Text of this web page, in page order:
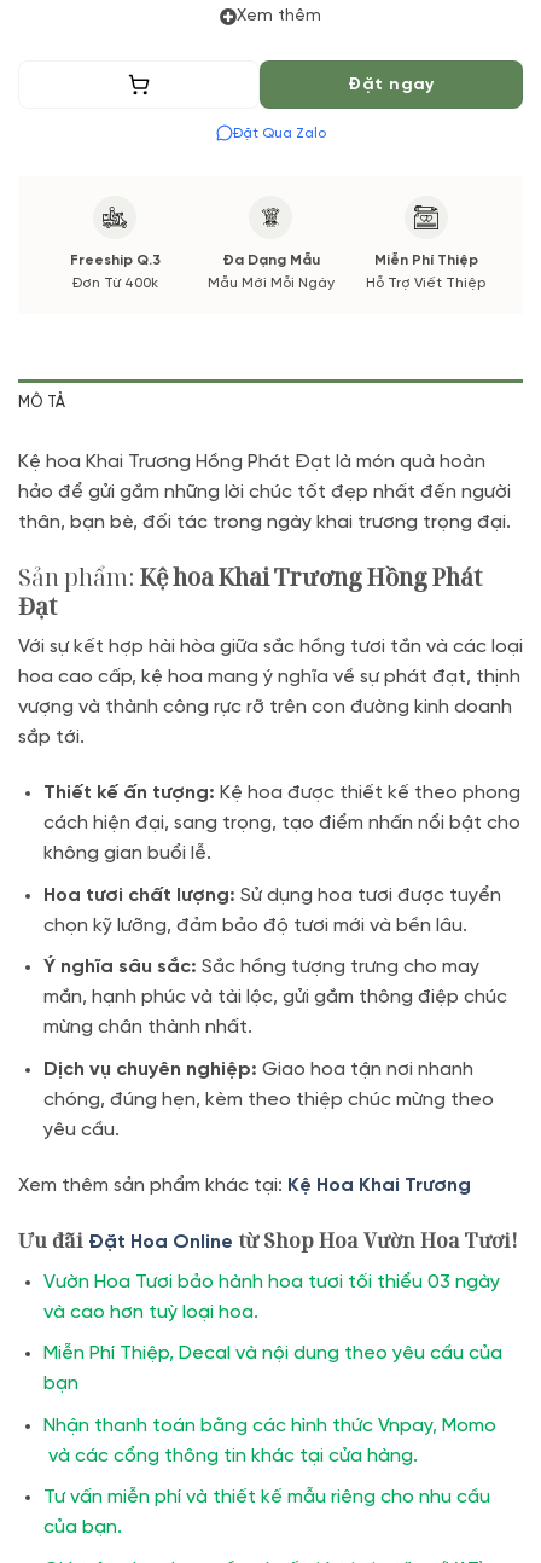
(*) Đơn hàng cần đặt trước tối thiểu 04 tiếng để được phục vụ
Các thông tin thay đổi sẽ được cập nhật trước và xác nhận từ
Quý khách hàng.
Xem thêm
Thêm vào giỏ Đặt ngay
Đặt Qua Zalo
Freeship Q.3
Đơn Từ 400k
Đa Dạng Mẫu
Mẫu Mới Mỗi Ngày
Miễn Phí Thiệp
Hỗ Trợ Viết Thiệp
MÔ TẢ
Kệ hoa Khai Trương Hồng Phát Đạt là món quà hoàn
hảo để gửi gắm những lời chúc tốt đẹp nhất đến người
thân, bạn bè, đối tác trong ngày khai trương trọng đại.
Sản phẩm: Kệ hoa Khai Trương Hồng Phát
Đạt
Với sự kết hợp hài hòa giữa sắc hồng tươi tắn và các loại
hoa cao cấp, kệ hoa mang ý nghĩa về sự phát đạt, thịnh
vượng và thành công rực rỡ trên con đường kinh doanh
sắp tới.
Thiết kế ấn tượng: Kệ hoa được thiết kế theo phong
cách hiện đại, sang trọng, tạo điểm nhấn nổi bật cho
không gian buổi lễ.
Hoa tươi chất lượng: Sử dụng hoa tươi được tuyển
chọn kỹ lưỡng, đảm bảo độ tươi mới và bền lâu.
Ý nghĩa sâu sắc: Sắc hồng tượng trưng cho may
mắn, hạnh phúc và tài lộc, gửi gắm thông điệp chúc
mừng chân thành nhất.
Dịch vụ chuyên nghiệp: Giao hoa tận nơi nhanh
chóng, đúng hẹn, kèm theo thiệp chúc mừng theo
yêu cầu.
Xem thêm sản phẩm khác tại: Kệ Hoa Khai Trương
Ưu đãi Đặt Hoa Online từ Shop Hoa Vườn Hoa Tươi!
Vườn Hoa Tươi bảo hành hoa tươi tối thiểu 03 ngày
và cao hơn tuỳ loại hoa.
Miễn Phí Thiệp, Decal và nội dung theo yêu cầu của
bạn
Nhận thanh toán bằng các hình thức Vnpay, Momo
và các cổng thông tin khác tại cửa hàng.
Tư vấn miễn phí và thiết kế mẫu riêng cho nhu cầu
của bạn.